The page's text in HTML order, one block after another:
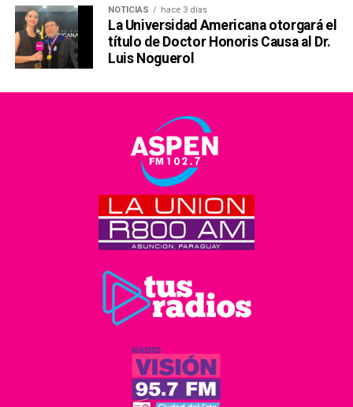
NOTICIAS hace 3 días
La Universidad Americana otorgará el
título de Doctor Honoris Causa al Dr.
Luis Noguerol